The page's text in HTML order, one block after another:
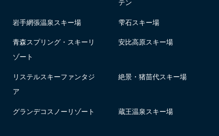
岩手網張温泉スキー場 雫石スキー場
青森スプリング・スキーリ
ゾート
安比高原スキー場
リステルスキーファンタジ
ア
絶景・猪苗代スキー場
グランデコスノーリゾート 蔵王温泉スキー場